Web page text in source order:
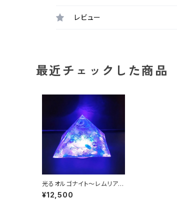
レビュー
最近チェックした商品
光るオルゴナイト～レムリアの
海～
¥12,500